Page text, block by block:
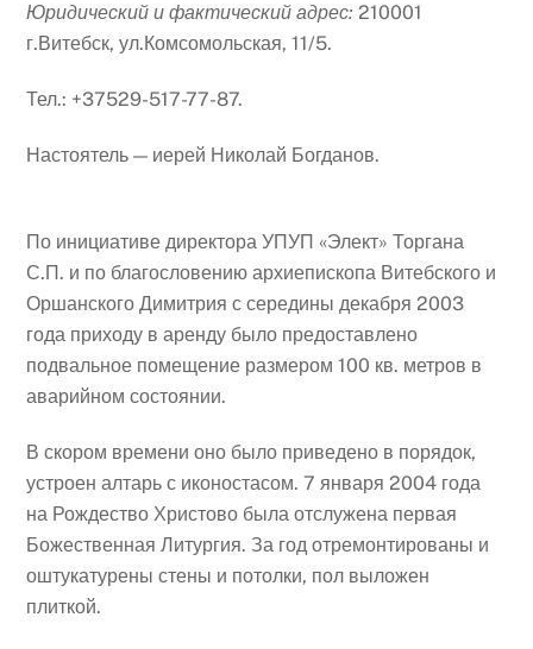
Юридический и фактический адрес:210001
г.Витебск, ул.Комсомольская, 11/5.
Тел.: +37529-517-77-87.
Настоятель — иерей Николай Богданов.
По инициативе директора УПУП «Элект» Торгана
С.П. и по благословению архиепископа Витебского и
Оршанского Димитрия с середины декабря 2003
года приходу в аренду было предоставлено
подвальное помещение размером 100 кв. метров в
аварийном состоянии.
В скором времени оно было приведено в порядок,
устроен алтарь с иконостасом. 7 января 2004 года
на Рождество Христово была отслужена первая
Божественная Литургия. За год отремонтированы и
оштукатурены стены и потолки, пол выложен
плиткой.